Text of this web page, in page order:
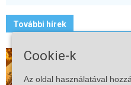
További hírek
Mi történik
2026-08-05
Cookie-k
Az oldal használatával